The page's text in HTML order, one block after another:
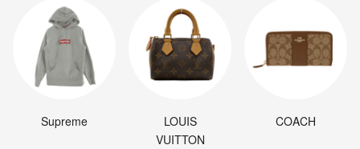
Supreme
LOUIS
VUITTON
COACH